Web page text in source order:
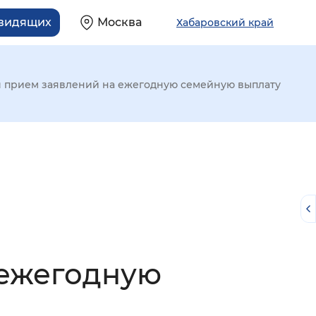
Москва Хабаровский край
прием заявлений на ежегодную семейную выплату